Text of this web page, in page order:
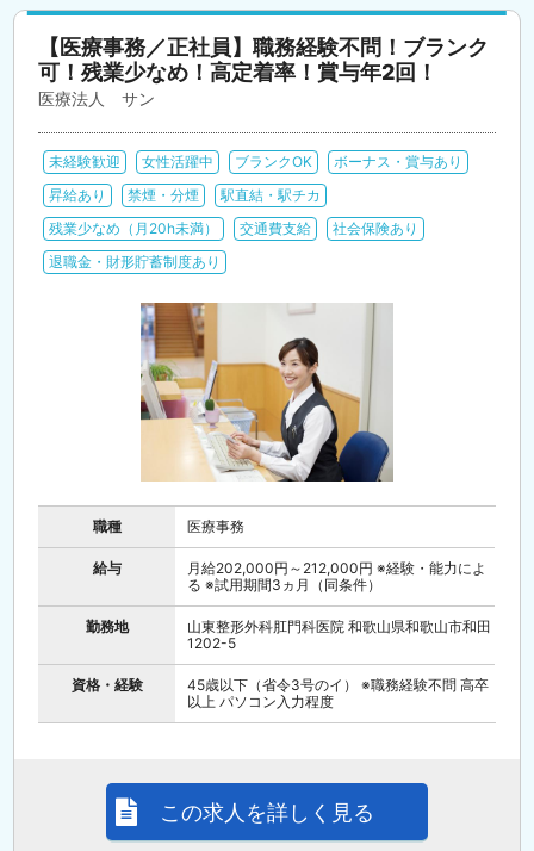
【医療事務／正社員】職務経験不問！ブランク
可！残業少なめ！高定着率！賞与年2回！
医療法人 サン
未経験歓迎 女性活躍中 ブランクOK
ボーナス・賞与あり
昇給あり
禁煙・分煙
駅直結・駅チカ
残業少なめ（月20h未満）
交通費支給
社会保険あり
退職金・財形貯蓄制度あり
職種 医療事務
給与
月給202,000円～212,000円 ※経験・能力によ
る ※試用期間3ヵ月（同条件）
勤務地
山東整形外科肛門科医院 和歌山県和歌山市和田
1202-5
資格・経験
45歳以下（省令3号のイ） ※職務経験不問 高卒
以上 パソコン入力程度
この求人を詳しく見る